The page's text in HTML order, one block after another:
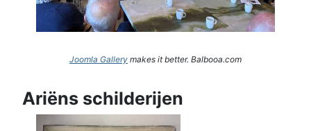
Joomla Gallery makes it better. Balbooa.com
Ariëns schilderijen